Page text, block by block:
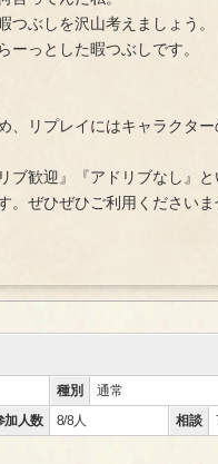
ぶしを沢山考えましょう。
っとした暇つぶしです。
リプレイにはキャラクタ
歓迎』『アドリブなし』と
。ぜひぜひご利用くださいま
種別 通常
加人数 8/8人 相談